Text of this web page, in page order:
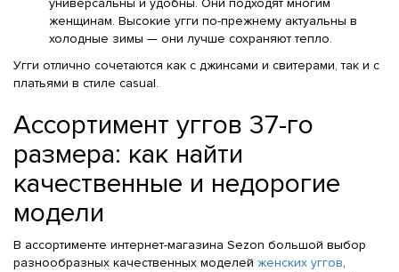
универсальны и удобны. Они подходят многим
женщинам. Высокие угги по-прежнему актуальны в
холодные зимы — они лучше сохраняют тепло.
Угги отлично сочетаются как с джинсами и свитерами, так и с
платьями в стиле casual.
Ассортимент уггов 37-го
размера: как найти
качественные и недорогие
модели
В ассортименте интернет-магазина Sezon большой выбор
разнообразных качественных моделей женских уггов,